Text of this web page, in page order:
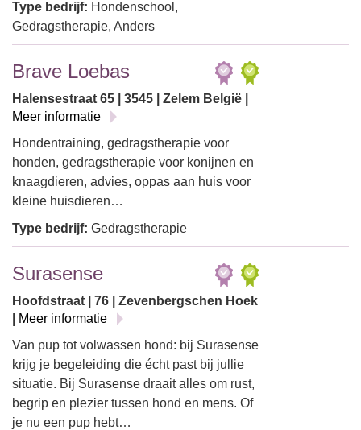
Type bedrijf: Hondenschool,
Gedragstherapie, Anders
Brave Loebas
Halensestraat 65 | 3545 | Zelem België |
Meer informatie
Hondentraining, gedragstherapie voor
honden, gedragstherapie voor konijnen en
knaagdieren, advies, oppas aan huis voor
kleine huisdieren…
Type bedrijf: Gedragstherapie
Surasense
Hoofdstraat | 76 | Zevenbergschen Hoek
Meer informatie
Van pup tot volwassen hond: bij Surasense
krijg je begeleiding die écht past bij jullie
situatie. Bij Surasense draait alles om rust,
begrip en plezier tussen hond en mens. Of
je nu een pup hebt…